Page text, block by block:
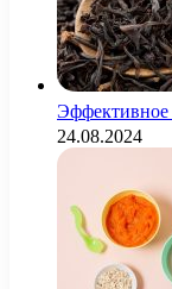
Эффективное
24.08.2024